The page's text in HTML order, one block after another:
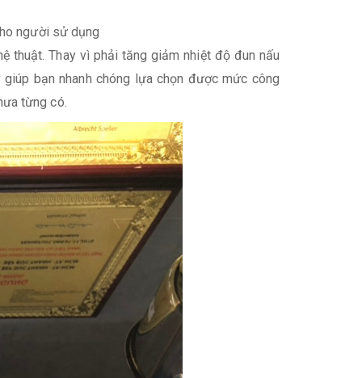
người sử dụng
thuật. Thay vì phải tăng giảm nhiệt độ đun nấu
bạn nhanh chóng lựa chọn được mức công
từng có.